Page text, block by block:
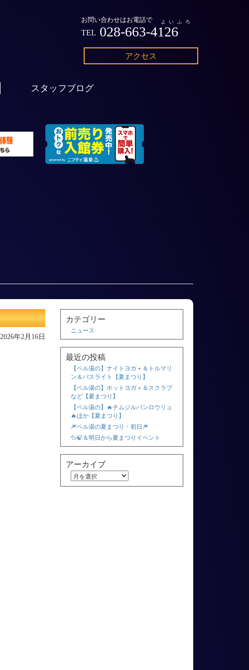
アクセス
お問い合わせはお電話で よいふろ
TEL 028-663-4126
スタッフブログ
2026年2月16日
カテゴリー
ニュース
最近の投稿
【ベル湯の】ナイトヨガ＋＆トルマリ
ン＆バスライト【夏まつり】
【ベル湯の】ホットヨガ＋＆スクラブ
など【夏まつり】
【ベル湯の】🔥チムジルバンロウリュ
🔥ほか【夏まつり】
🎆ベル湯の夏まつり・初日🎆
🦆🍃＆明日から夏まつりイベント
アーカイブ